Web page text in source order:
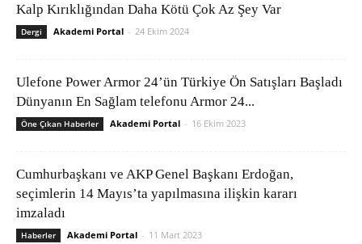
Kalp Kırıklığından Daha Kötü Çok Az Şey Var
Dergi Akademi Portal - 24 Ekim 2024
Ulefone Power Armor 24’ün Türkiye Ön Satışları Başladı
Dünyanın En Sağlam telefonu Armor 24...
Öne Çıkan Haberler Akademi Portal - 16 Ekim 2023
Cumhurbaşkanı ve AKP Genel Başkanı Erdoğan,
seçimlerin 14 Mayıs’ta yapılmasına ilişkin kararı
imzaladı
Haberler Akademi Portal - 11 Mart 2023